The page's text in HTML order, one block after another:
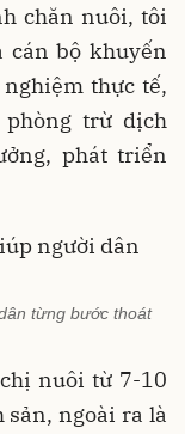
chăn nuôi, tôi
cán bộ khuyến
thực tế,
trừ dịch
phát triển
từng bước thoát
nuôi từ 7-10
sản, ngoài ra là